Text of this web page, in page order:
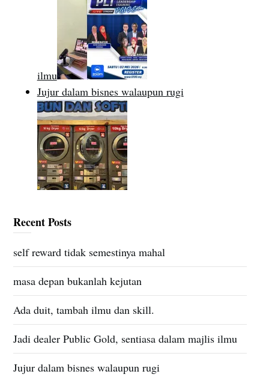
ilmu
Jujur dalam bisnes walaupun rugi
Recent Posts
self reward tidak semestinya mahal
masa depan bukanlah kejutan
Ada duit, tambah ilmu dan skill.
Jadi dealer Public Gold, sentiasa dalam majlis ilmu
Jujur dalam bisnes walaupun rugi